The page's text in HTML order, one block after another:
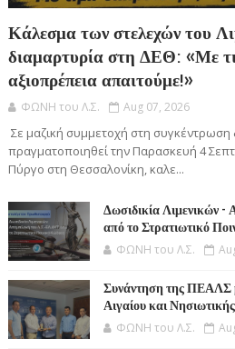
Κάλεσμα των στελεχών του
διαμαρτυρία στη ΔΕΘ: «Με
αξιοπρέπεια απαιτούμε!»
ΦΩΝΗ του Λ.Σ. Aug 07, 2026
Σε μαζική συμμετοχή στη συγκέντρωση
πραγματοποιηθεί την Παρασκευή 4
Πύργο στη Θεσσαλονίκη, καλε...
Δωσιδικία
από το Στρατιωτικό
ΦΩΝΗ του Λ.Σ.
Συνάντηση της ΠΕΑΛΣ
Αιγαίου και
ΦΩΝΗ του Λ.Σ.